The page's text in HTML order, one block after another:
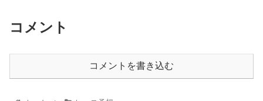
コメント
コメントを書き込む